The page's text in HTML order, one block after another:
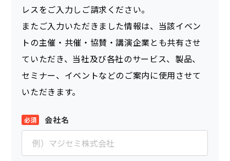
レスをご入力しご請求ください。
またご入力いただきました情報は、当該イベン
トの主催・共催・協賛・講演企業とも共有させ
ていただき、当社及び各社のサービス、製品、
セミナー、イベントなどのご案内に使用させて
いただきます。
会社名